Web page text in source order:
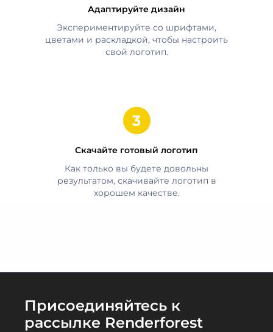
Адаптируйте дизайн
Экспериментируйте со шрифтами,
цветами и раскладкой, чтобы настроить
свой логотип.
Скачайте готовый логотип
Как только вы будете довольны
результатом, скачивайте логотип в
хорошем качестве.
Присоединяйтесь к
рассылке Renderforest